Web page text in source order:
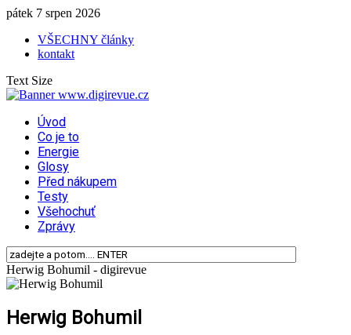
pátek 7 srpen 2026
VŠECHNY články
kontakt
Text Size
Úvod
Co je to
Energie
Glosy
Před nákupem
Testy
Všehochuť
Zprávy
Herwig Bohumil - digirevue
Herwig Bohumil